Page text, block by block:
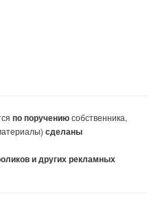
по поручениюсобственника,
сделаны
и других рекламных